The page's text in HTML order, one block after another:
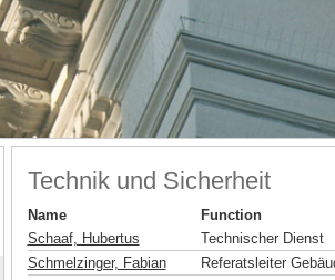
Technik und Sicherheit
Name Function
Schaaf, Hubertus
Technischer Dienst
Schmelzinger, Fabian
Referatsleiter